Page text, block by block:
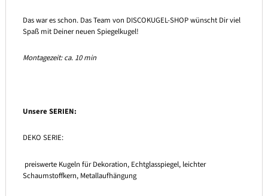
Das war es schon. Das Team von DISCOKUGEL-SHOP wünscht Dir viel
Spaß mit Deiner neuen Spiegelkugel!
Montagezeit: ca. 10 min
Unsere SERIEN:
DEKO SERIE:
preiswerte Kugeln für Dekoration, Echtglasspiegel, leichter
Schaumstoffkern, Metallaufhängung